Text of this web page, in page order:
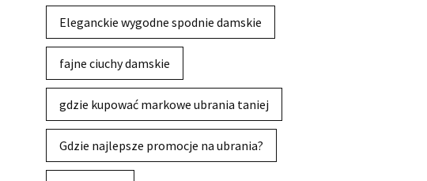
Eleganckie wygodne spodnie damskie
fajne ciuchy damskie
gdzie kupować markowe ubrania taniej
Gdzie najlepsze promocje na ubrania?